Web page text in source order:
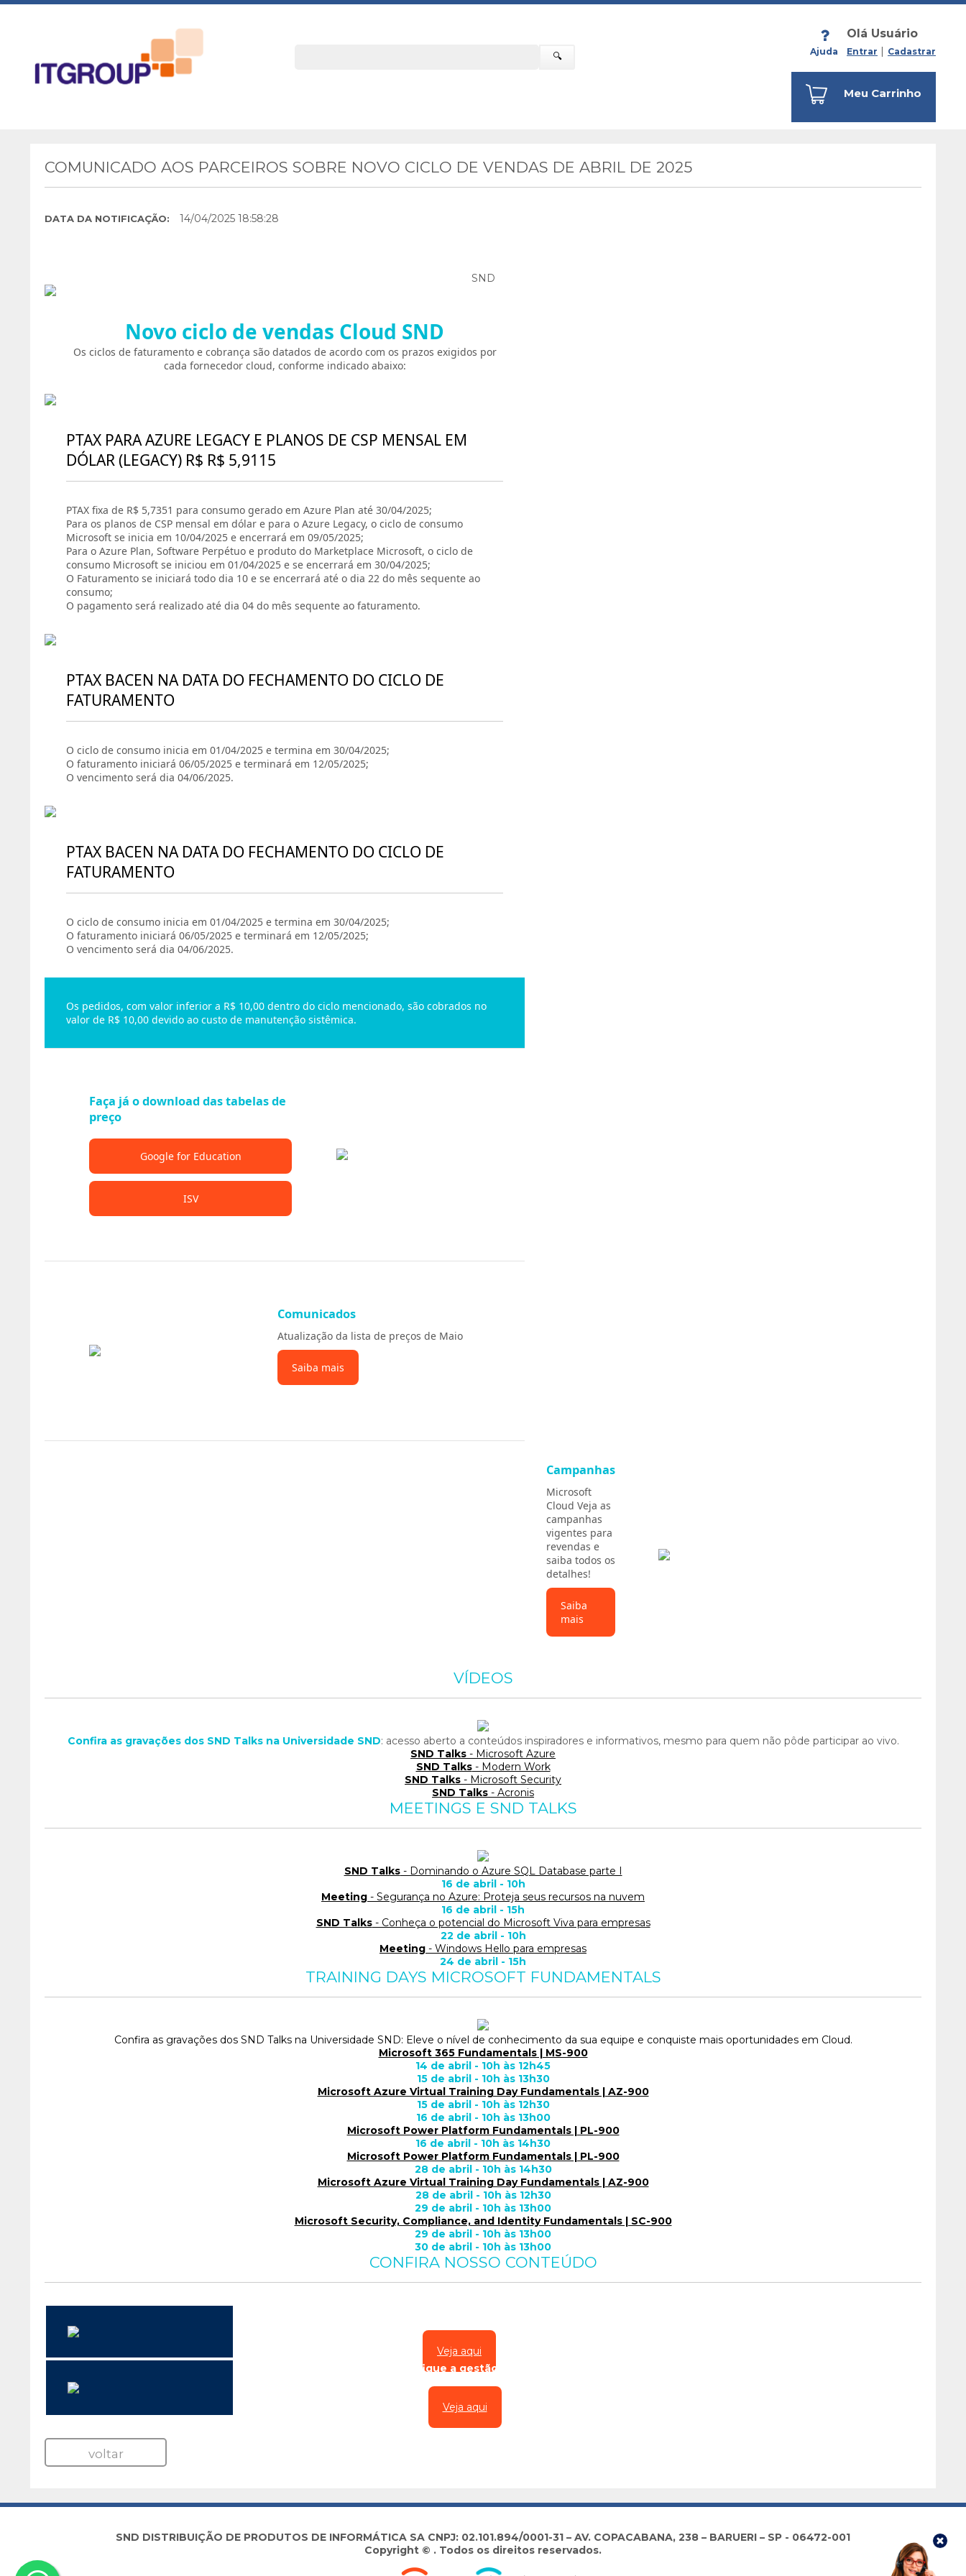
🔍 Ajuda
Olá Usuário
Entrar Cadastrar
Meu Carrinho
COMUNICADO AOS PARCEIROS SOBRE NOVO CICLO DE VENDAS DE ABRIL DE 2025
DATA DA NOTIFICAÇÃO: 14/04/2025 18:58:28
SND
Novo ciclo de vendas Cloud SND
Os ciclos de faturamento e cobrança são datados de acordo com os prazos exigidos por
cada fornecedor cloud, conforme indicado abaixo:
PTAX PARA AZURE LEGACY E PLANOS DE CSP MENSAL EM
DÓLAR (LEGACY) R$ R$ 5,9115
PTAX fixa de R$ 5,7351 para consumo gerado em Azure Plan até 30/04/2025;
Para os planos de CSP mensal em dólar e para o Azure Legacy, o ciclo de consumo
Microsoft se inicia em 10/04/2025 e encerrará em 09/05/2025;
Para o Azure Plan, Software Perpétuo e produto do Marketplace Microsoft, o ciclo de
consumo Microsoft se iniciou em 01/04/2025 e se encerrará em 30/04/2025;
O Faturamento se iniciará todo dia 10 e se encerrará até o dia 22 do mês sequente ao
consumo;
O pagamento será realizado até dia 04 do mês sequente ao faturamento.
PTAX BACEN NA DATA DO FECHAMENTO DO CICLO DE
FATURAMENTO
O ciclo de consumo inicia em 01/04/2025 e termina em 30/04/2025;
O faturamento iniciará 06/05/2025 e terminará em 12/05/2025;
O vencimento será dia 04/06/2025.
PTAX BACEN NA DATA DO FECHAMENTO DO CICLO DE
FATURAMENTO
O ciclo de consumo inicia em 01/04/2025 e termina em 30/04/2025;
O faturamento iniciará 06/05/2025 e terminará em 12/05/2025;
O vencimento será dia 04/06/2025.
Os pedidos, com valor inferior a R$ 10,00 dentro do ciclo mencionado, são cobrados no
valor de R$ 10,00 devido ao custo de manutenção sistêmica.
Faça já o download das tabelas de
preço
Google for Education
ISV
Comunicados
Atualização da lista de preços de Maio
Saiba mais
Campanhas
Microsoft
Cloud Veja as
campanhas
vigentes para
revendas e
saiba todos os
detalhes!
Saiba
mais
VÍDEOS
Confira as gravações dos SND Talks na Universidade SND: acesso aberto a conteúdos inspiradores e informativos, mesmo para quem não pôde participar ao vivo.
SND Talks - Microsoft Azure
SND Talks- Modern Work
SND Talks - Microsoft Security
SND Talks - Acronis
MEETINGS E SND TALKS
SND Talks- Dominando o Azure SQL Database parte I
16 de abril - 10h
Meeting - Segurança no Azure: Proteja seus recursos na nuvem
16 de abril - 15h
SND Talks- Conheça o potencial do Microsoft Viva para empresas
22 de abril - 10h
Meeting - Windows Hello para empresas
24 de abril - 15h
TRAINING DAYS MICROSOFT FUNDAMENTALS
Confira as gravações dos SND Talks na Universidade SND: Eleve o nível de conhecimento da sua equipe e conquiste mais oportunidades em Cloud.
Microsoft 365 Fundamentals | MS-900
14 de abril - 10h às 12h45
15 de abril - 10h às 13h30
Microsoft Azure Virtual Training Day Fundamentals | AZ-900
15 de abril - 10h às 12h30
16 de abril - 10h às 13h00
Microsoft Power Platform Fundamentals | PL-900
16 de abril - 10h às 14h30
Microsoft Power Platform Fundamentals | PL-900
28 de abril - 10h às 14h30
Microsoft Azure Virtual Training Day Fundamentals | AZ-900
28 de abril - 10h às 12h30
29 de abril - 10h às 13h00
Microsoft Security, Compliance, and Identity Fundamentals | SC-900
29 de abril - 10h às 13h00
30 de abril - 10h às 13h00
CONFIRA NOSSO CONTEÚDO
Veja aqui
Azure Arc Enabled Servers: simplifique a gestão de servidores híbridos e multicloud
Veja aqui
voltar
SND DISTRIBUIÇÃO DE PRODUTOS DE INFORMÁTICA SA CNPJ: 02.101.894/0001-31 – AV. COPACABANA, 238 – BARUERI – SP - 06472-001
Copyright © . Todos os direitos reservados.